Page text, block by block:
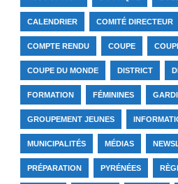
CALENDRIER COMITÉ DIRECTEUR
COMPTE RENDU COUPE
COUPE DU MONDE DISTRICT
FORMATION FÉMININES
GROUPEMENT JEUNES
MUNICIPALITÉS MÉDIAS
PRÉPARATION PYRÉNÉES